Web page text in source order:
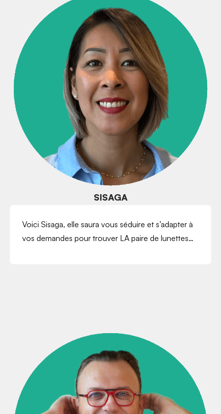
SISAGA
Voici Sisaga, elle saura vous séduire et s’adapter à
vos demandes pour trouver LA paire de lunettes…